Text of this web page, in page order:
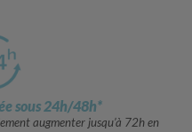
sous 24h/48h*
augmenter jusqu’à 72h en